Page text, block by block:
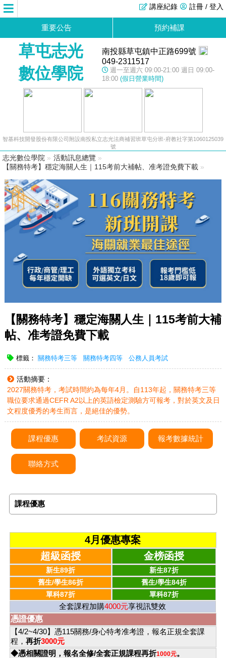
註冊 / 登入
講座紀錄
重要公告 預約補課
草屯志光
數位學院
南投縣草屯鎮中正路699號
049-2311517
週一至週六 09:00-21:00 週日 09:00-
18:00 (假日營業時間)
智基科技開發股份有限公司附設南投私立志光法商補習班草屯分班-府教社字第1060125039
號
志光數位學院 » 活動訊息總覽 »
【關務特考】穩定海關人生｜115考前大補帖、准考證免費下載 »
【關務特考】穩定海關人生｜115考前大補
帖、准考證免費下載
標籤： 關務特考三等 關務特考四等 公務人員考試
活動摘要：
2027關務特考，考試時間約為每年4月。自113年起，關務特考三等
職位要求通過CEFR A2以上的英語檢定測驗方可報考，對於英文及日
文程度優秀的考生而言，是絕佳的優勢。
課程優惠 考試資源 報考數據統計
聯絡方式
課程優惠
4月優惠專案
超級函授
金榜函授
新生89折
新生87折
舊生/學生86折
舊生/學生84折
單科87折
單科87折
全套課程加購4000元享視訊雙效
憑證優惠
【4/2~4/30】憑115關務/身心特考准考證，報名正規全套課
程， 再折3000元
◆憑相關證明，報名全修/全套正規課程再折1000元。